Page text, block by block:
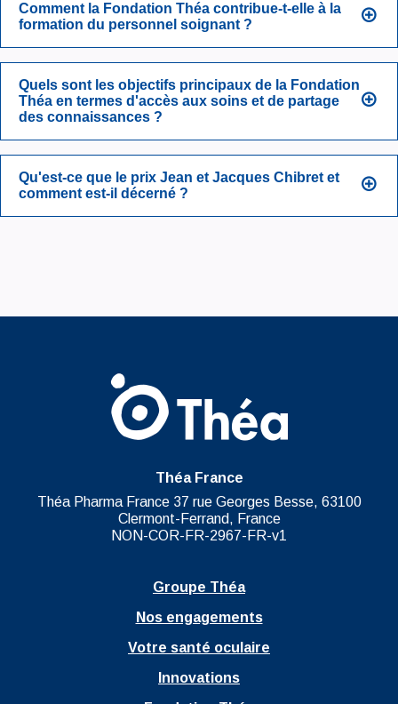
Comment la Fondation Théa contribue-t-elle à la
formation du personnel soignant ?
Quels sont les objectifs principaux de la Fondation
Théa en termes d'accès aux soins et de partage
des connaissances ?
Qu'est-ce que le prix Jean et Jacques Chibret et
comment est-il décerné ?
Théa France
Théa Pharma France 37 rue Georges Besse, 63100
Clermont-Ferrand, France
NON-COR-FR-2967-FR-v1
Groupe Théa
Nos engagements
Votre santé oculaire
Innovations